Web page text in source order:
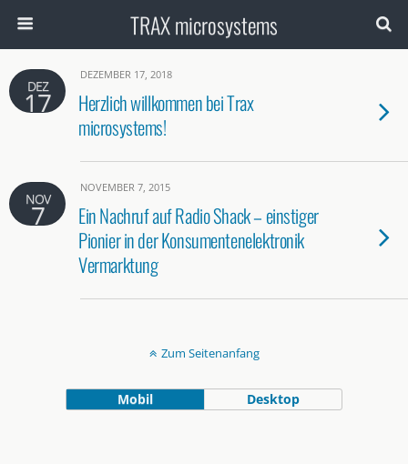
TRAX microsystems
DEZ
17
DEZEMBER 17, 2018
Herzlich willkommen bei Trax
microsystems!
NOV
7
NOVEMBER 7, 2015
Ein Nachruf auf Radio Shack – einstiger
Pionier in der Konsumentenelektronik
Vermarktung
Zum Seitenanfang
Mobil Desktop